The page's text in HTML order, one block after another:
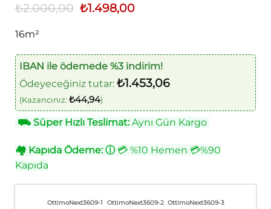
₺2.000,00 Orijinal
fiyat:
₺1.498,00Şu
16m²
IBAN ile ödemede %3 indirim!
Ödeyeceğiniz tutar: ₺1.453,06
(Kazancınız: ₺44,94)
⛟Süper Hızlı Teslimat:Aynı Gün Kargo
🏘 Kapıda Ödeme: ⓘ💳 %10 Hemen 💳%90
Kapıda
OttimoNext3609-1 OttimoNext3609-2 OttimoNext3609-3